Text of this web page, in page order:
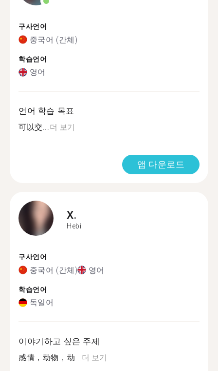
구사언어
중국어 (간체)
학습언어
영어
언어 학습 목표
可以交...더 보기
앱 다운로드
X.
Hebi
구사언어
중국어 (간체) 영어
학습언어
독일어
이야기하고 싶은 주제
感情，动物，动...더 보기